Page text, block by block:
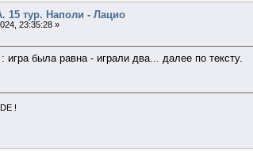
15 тур. Наполи - Лацио
23:35:28 »
игра была равна - играли два... далее по тексту.
!